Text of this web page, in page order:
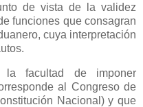
de vista de la validez
funciones que consagran
cuya interpretación
facultad de imponer
al Congreso de
Nacional ) y que